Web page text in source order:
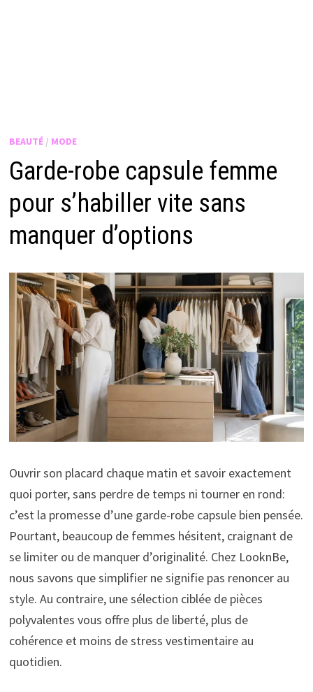
BEAUTÉ/ MODE
Garde-robe capsule femme
pour s’habiller vite sans
manquer d’options
Ouvrir son placard chaque matin et savoir exactement
quoi porter, sans perdre de temps ni tourner en rond:
c’est la promesse d’une garde-robe capsule bien pensée.
Pourtant, beaucoup de femmes hésitent, craignant de
se limiter ou de manquer d’originalité. Chez LooknBe,
nous savons que simplifier ne signifie pas renoncer au
style. Au contraire, une sélection ciblée de pièces
polyvalentes vous offre plus de liberté, plus de
cohérence et moins de stress vestimentaire au
quotidien.